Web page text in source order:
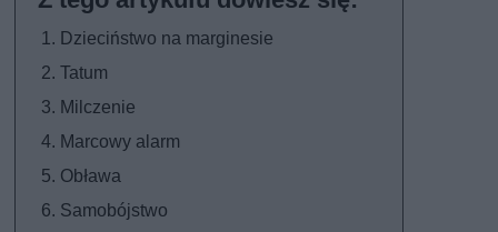
Dzieciństwo na marginesie
Tatum
Milczenie
Marcowy alarm
Obława
Samobójstwo